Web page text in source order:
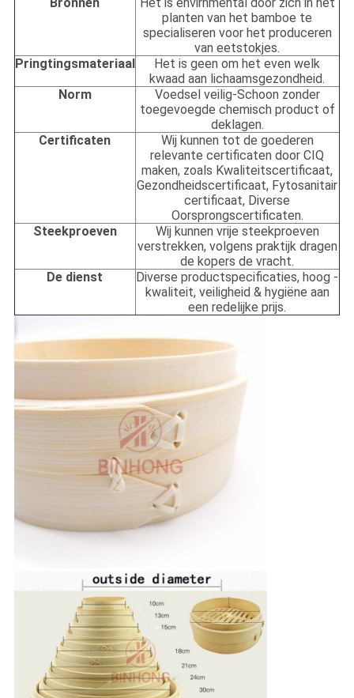
Bronnen
Het is envirnmental door zich in het
planten van het bamboe te
specialiseren voor het produceren
van eetstokjes.
Pringtingsmateriaal
Het is geen om het even welk
kwaad aan lichaamsgezondheid.
Norm
Voedsel veilig-Schoon zonder
toegevoegde chemisch product of
deklagen.
Certificaten
Wij kunnen tot de goederen
relevante certificaten door CIQ
maken, zoals Kwaliteitscertificaat,
Gezondheidscertificaat, Fytosanitair
certificaat, Diverse
Oorsprongscertificaten.
Steekproeven
Wij kunnen vrije steekproeven
verstrekken, volgens praktijk dragen
de kopers de vracht.
De dienst
Diverse productspecificaties, hoog -
kwaliteit, veiligheid & hygiëne aan
een redelijke prijs.